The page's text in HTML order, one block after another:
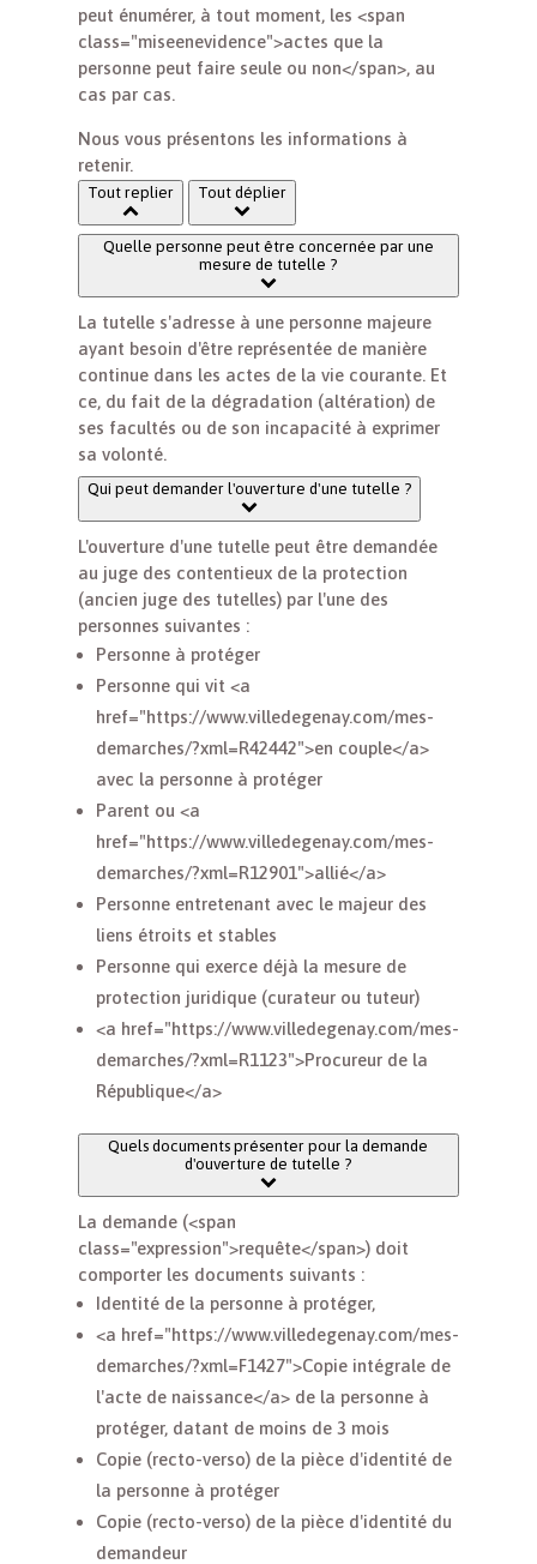
peut énumérer, à tout moment, les <span
class="miseenevidence">actes que la
personne peut faire seule ou non</span>, au
cas par cas.
Nous vous présentons les informations à
retenir.
Tout replier Tout déplier
Quelle personne peut être concernée par une
mesure de tutelle ?
La tutelle s'adresse à une personne majeure
ayant besoin d'être représentée de manière
continue dans les actes de la vie courante. Et
ce, du fait de la dégradation (altération) de
ses facultés ou de son incapacité à exprimer
sa volonté.
Qui peut demander l'ouverture d'une tutelle ?
L'ouverture d'une tutelle peut être demandée
au juge des contentieux de la protection
(ancien juge des tutelles) par l'une des
personnes suivantes :
Personne à protéger
Personne qui vit <a
href="https://www.villedegenay.com/mes-
demarches/?xml=R42442">en couple</a>
avec la personne à protéger
Parent ou <a
href="https://www.villedegenay.com/mes-
demarches/?xml=R12901">allié</a>
Personne entretenant avec le majeur des
liens étroits et stables
Personne qui exerce déjà la mesure de
protection juridique (curateur ou tuteur)
<a href="https://www.villedegenay.com/mes-
demarches/?xml=R1123">Procureur de la
République</a>
Quels documents présenter pour la demande
d'ouverture de tutelle ?
La demande (<span
class="expression">requête</span>) doit
comporter les documents suivants :
Identité de la personne à protéger,
<a href="https://www.villedegenay.com/mes-
demarches/?xml=F1427">Copie intégrale de
l'acte de naissance</a> de la personne à
protéger, datant de moins de 3 mois
Copie (recto-verso) de la pièce d'identité de
la personne à protéger
Copie (recto-verso) de la pièce d'identité du
demandeur